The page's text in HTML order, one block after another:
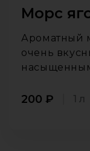
Морс
Ароматный
очень
200 ₽ 1 л